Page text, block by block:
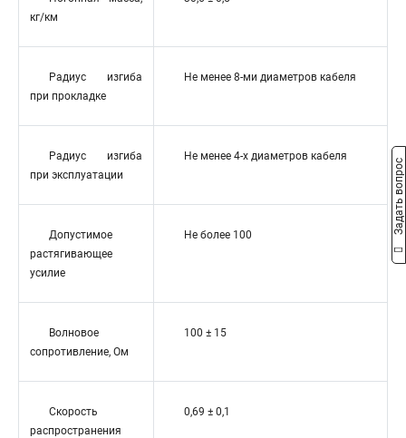
кг/км
Радиус изгиба
при прокладке
Не менее 8-ми диаметров кабеля
Радиус изгиба
при эксплуатации
Не менее 4-х диаметров кабеля
Допустимое
растягивающее
усилие
Не более 100
Волновое
сопротивление, Ом
100 ± 15
Скорость
распространения
0,69 ± 0,1
Задать вопрос